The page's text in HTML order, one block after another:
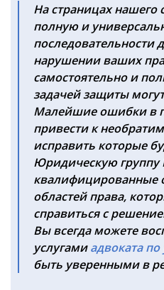
На страницах нашего
полную и
последовательности
нарушении ваших
самостоятельно и
задачей защиты
Малейшие ошибки в
привести к
исправить которые
Юридическую
квалифицированные
областей права,
справиться с
Вы всегда можете
услугамиадвоката
быть уверенными в